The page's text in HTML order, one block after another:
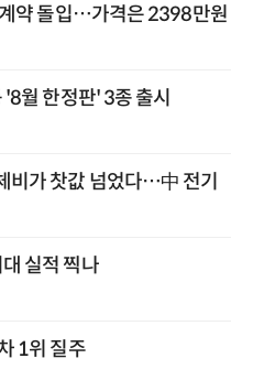
약 돌입…가격은 2398만원
월 한정판' 3종 출시
비가 찻값 넘었다…中 전기
실적 찍나
1위 질주